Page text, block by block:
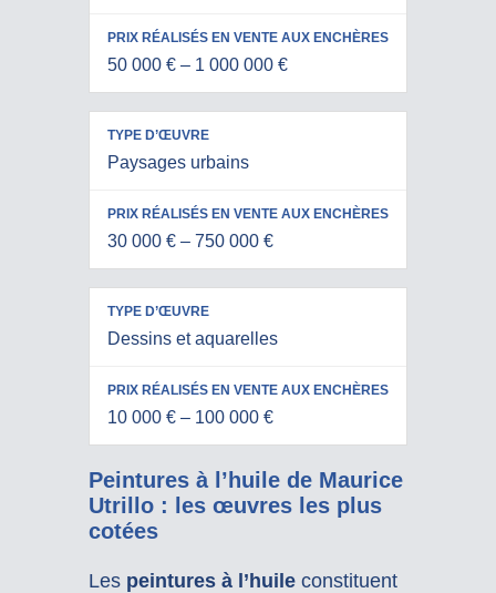
D’ŒUVRE
AUX
ENCHÈRES
50 000 € – 1 000 000 €
Paysages urbains
30 000 € – 750 000 €
Dessins et aquarelles
10 000 € – 100 000 €
Peintures à l’huile de Maurice
Utrillo : les œuvres les plus
cotées
Les peintures à l’huileconstituent